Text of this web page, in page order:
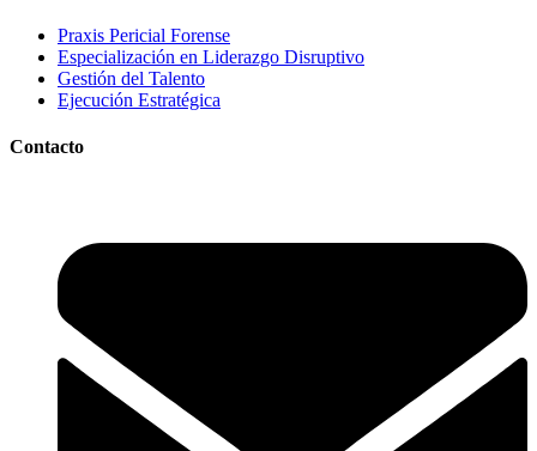
Praxis Pericial Forense
Especialización en Liderazgo Disruptivo
Gestión del Talento
Ejecución Estratégica
Contacto